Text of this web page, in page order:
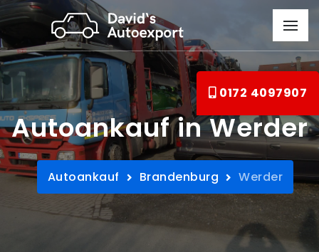
0172 4097907
Autoankauf in Werder
Autoankauf Brandenburg Werder